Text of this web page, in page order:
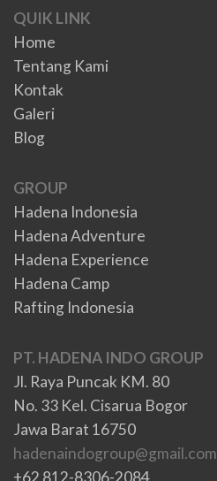
QUIK LINK
Home
Tentang Kami
Kontak
Galeri
Blog
GROUP
Hadena Indonesia
Hadena Adventure
Hadena Experience
Hadena Camp
Rafting Indonesia
PT. HADENA INDO GROUP
Jl. Raya Puncak KM. 80
No. 33 Kel. Cisarua Bogor
Jawa Barat 16750
hadenaindogroup@gmail.com
+62 812-8306-2084